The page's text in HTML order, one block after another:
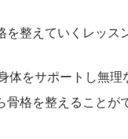
整えていくレッス
をサポートし無
格を整えることが